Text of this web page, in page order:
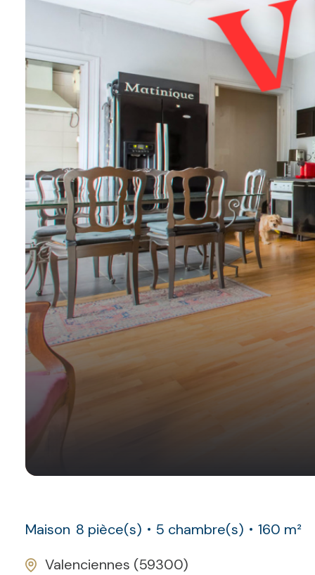
CLIENTS
CONTACT
Maison 8 pièce(s) 5 chambre(s)
160 m²
Valenciennes (59300)